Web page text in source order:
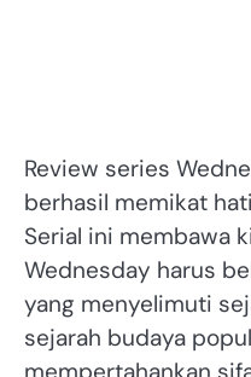
Review series
berhasil memikat
Serial ini membawa
Wednesday harus
yang menyelimuti
sejarah budaya